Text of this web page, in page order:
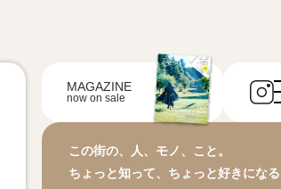
MAGAZINE
now on sale
この街の、人、モノ、こと。
ちょっと知って、ちょっと好きになる